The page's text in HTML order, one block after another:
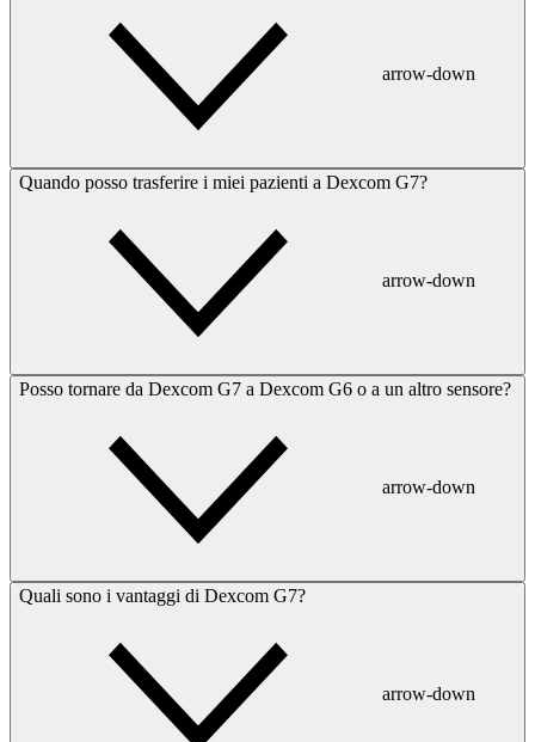
arrow-down
Quando posso trasferire i miei pazienti a Dexcom G7?
arrow-down
Posso tornare da Dexcom G7 a Dexcom G6 o a un altro sensore?
arrow-down
Quali sono i vantaggi di Dexcom G7?
arrow-down